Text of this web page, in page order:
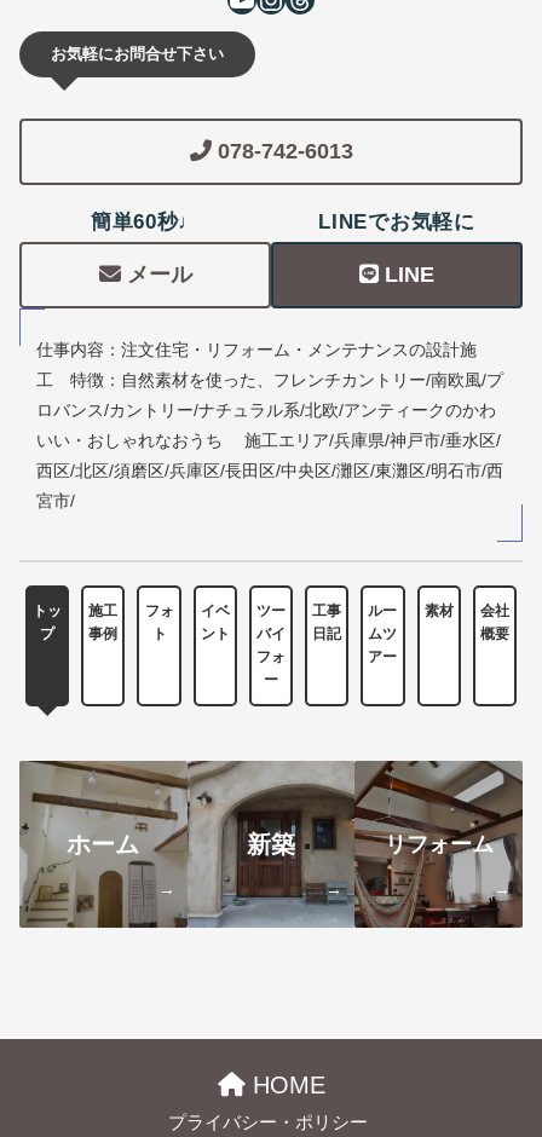
お気軽にお問合せ下さい
078-742-6013
簡単60秒♩
メール
LINEでお気軽に
LINE
仕事内容：注文住宅・リフォーム・メンテナンスの設計施
工 特徴：自然素材を使った、フレンチカントリー/南欧風/プ
ロバンス/カントリー/ナチュラル系/北欧/アンティークのかわ
いい・おしゃれなおうち 施工エリア/兵庫県/神戸市/垂水区/
西区/北区/須磨区/兵庫区/長田区/中央区/灘区/東灘区/明石市/西
宮市/
トッ
プ
施工
事例
フォ
ト
イベ
ント
ツー
バイ
フォ
ー
工事
日記
ルー
ムツ
アー
素材
会社
概要
ホーム
→
新築
→
リフォーム
→
HOME
プライバシー・ポリシー